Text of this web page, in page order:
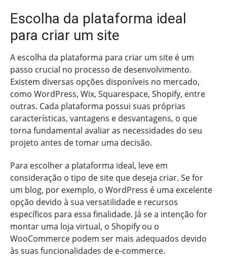
Escolha da plataforma ideal
para criar um site
A escolha da plataforma para criar um site é um
passo crucial no processo de desenvolvimento.
Existem diversas opções disponíveis no mercado,
como WordPress, Wix, Squarespace, Shopify, entre
outras. Cada plataforma possui suas próprias
características, vantagens e desvantagens, o que
torna fundamental avaliar as necessidades do seu
projeto antes de tomar uma decisão.
Para escolher a plataforma ideal, leve em
consideração o tipo de site que deseja criar. Se for
um blog, por exemplo, o WordPress é uma excelente
opção devido à sua versatilidade e recursos
específicos para essa finalidade. Já se a intenção for
montar uma loja virtual, o Shopify ou o
WooCommerce podem ser mais adequados devido
às suas funcionalidades de e-commerce.